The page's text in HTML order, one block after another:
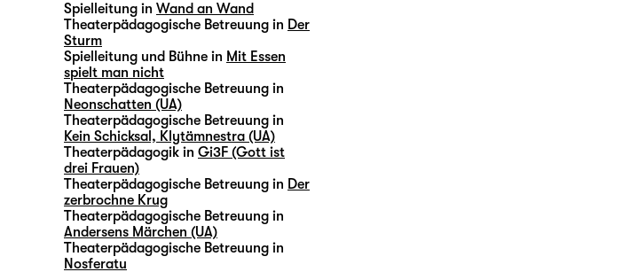
Spielleitung in Wand an Wand
Theaterpädagogische Betreuung in Der
Sturm
Spielleitung und Bühne in Mit Essen
spielt man nicht
Theaterpädagogische Betreuung in
Neonschatten (UA)
Theaterpädagogische Betreuung in
Kein Schicksal, Klytämnestra (UA)
Theaterpädagogik in Gi3F (Gott ist
drei Frauen)
Theaterpädagogische Betreuung in Der
zerbrochne Krug
Theaterpädagogische Betreuung in
Andersens Märchen (UA)
Theaterpädagogische Betreuung in
Nosferatu